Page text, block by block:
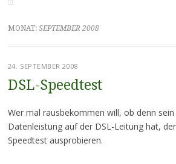
MONAT: SEPTEMBER 2008
24. SEPTEMBER 2008
DSL-Speedtest
Wer mal rausbekommen will, ob denn
Datenleistung auf der DSL-Leitung hat,
Speedtest ausprobieren.